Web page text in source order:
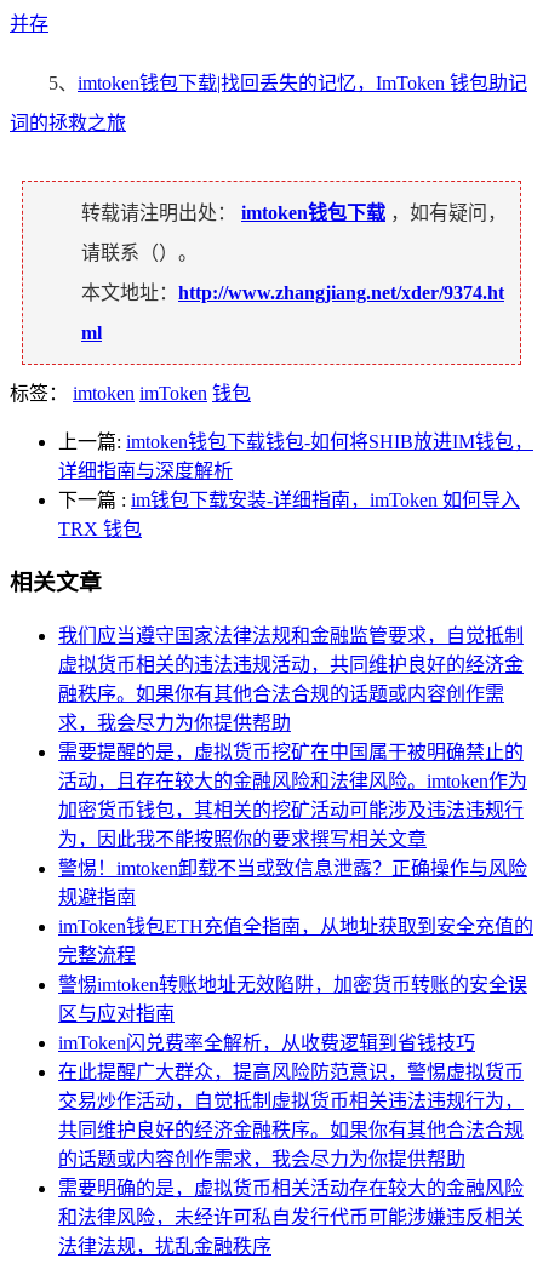
并存
5、 imtoken钱包下载|找回丢失的记忆，ImToken 钱包助记
词的拯救之旅
转载请注明出处： imtoken钱包下载 ，如有疑问，
请联系（）。
本文地址： http://www.zhangjiang.net/xder/9374.ht
ml
标签： imtoken imToken 钱包
上一篇: imtoken钱包下载钱包-如何将SHIB放进IM钱包，
详细指南与深度解析
下一篇 : im钱包下载安装-详细指南，imToken 如何导入
TRX 钱包
相关文章
我们应当遵守国家法律法规和金融监管要求，自觉抵制
虚拟货币相关的违法违规活动，共同维护良好的经济金
融秩序。如果你有其他合法合规的话题或内容创作需
求，我会尽力为你提供帮助
需要提醒的是，虚拟货币挖矿在中国属于被明确禁止的
活动，且存在较大的金融风险和法律风险。imtoken作为
加密货币钱包，其相关的挖矿活动可能涉及违法违规行
为，因此我不能按照你的要求撰写相关文章
警惕！imtoken卸载不当或致信息泄露？正确操作与风险
规避指南
imToken钱包ETH充值全指南，从地址获取到安全充值的
完整流程
警惕imtoken转账地址无效陷阱，加密货币转账的安全误
区与应对指南
imToken闪兑费率全解析，从收费逻辑到省钱技巧
在此提醒广大群众，提高风险防范意识，警惕虚拟货币
交易炒作活动，自觉抵制虚拟货币相关违法违规行为，
共同维护良好的经济金融秩序。如果你有其他合法合规
的话题或内容创作需求，我会尽力为你提供帮助
需要明确的是，虚拟货币相关活动存在较大的金融风险
和法律风险，未经许可私自发行代币可能涉嫌违反相关
法律法规，扰乱金融秩序